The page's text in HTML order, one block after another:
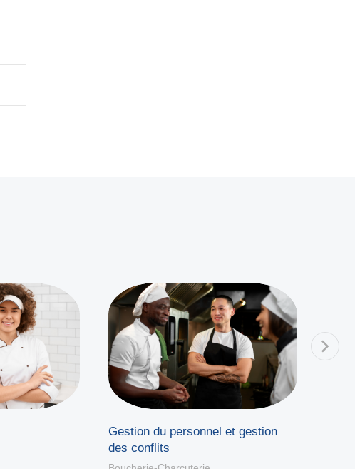
Gestion du personnel et gestion
des conflits